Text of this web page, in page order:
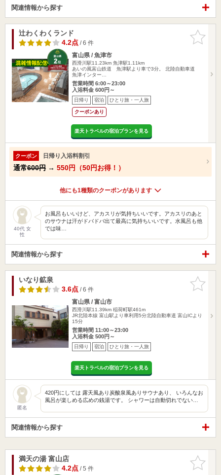
関連情報から探す
お気に入
りに追加
辻わくわくランド
4.2点/ 6 件
富山県 / 魚津市
西滑川駅11.23km 魚津駅1.11km
あいの風富山鉄道 魚津駅より車で3分。 北陸自動車道
魚津インター…
営業時間 6:00～23:00
入浴料金 600円～
日帰り 宿泊 ひとり旅・一人旅
クーポンあり
楽天トラベルの宿泊プランを見る
クーポン 日帰り入浴料割引
通常600円 → 550円（50円お得！）
他にも1種類のクーポンがあります
40代 女
性
お風呂もいいけど、アカスリが気持ちいいです。アカスリのあと
のサウナは汗がドバドバ出て最高に気持ちいいです。水風呂も他
では味…
関連情報から探す
お気に入
りに追加
いなり鉱泉
3.6点/ 6 件
富山県 / 富山市
西滑川駅11.39km 稲荷町駅461m
JR北陸本線 富山駅より車利用5分北陸自動車道 富山ICより
15分
営業時間 11:00～23:00
入浴料金 500円～
日帰り 宿泊 ひとり旅・一人旅
楽天トラベルの宿泊プランを見る
匿名
420円にしては 露天風あり炭酸泉風ありサウナあり、 いろんなお
風呂が楽しめる広めの銭湯です。 シャワーは自動切れでない…
関連情報から探す
お気に入
りに追加
満天の湯 富山店
4.2点/ 5 件